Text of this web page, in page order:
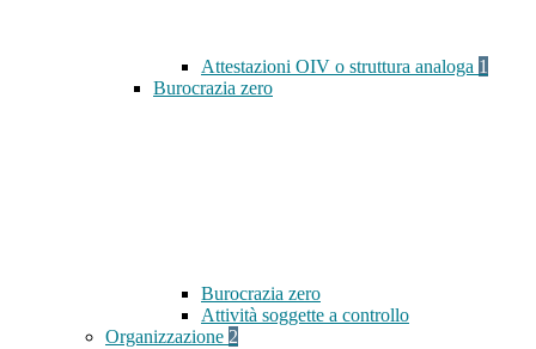
Attestazioni OIV o struttura analoga 1
Burocrazia zero
Burocrazia zero
Attività soggette a controllo
Organizzazione 2